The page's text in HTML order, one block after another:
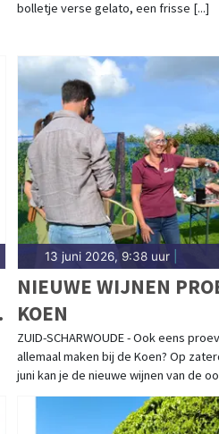
bolletje verse gelato, een frisse [...]
13 juni 2026, 9:38 uur|
NIEUWE WIJNEN
KOEN
ZUID-SCHARWOUDE - Ook eens
allemaal maken bij de Koen? Op
juni kan je de nieuwe wijnen van de